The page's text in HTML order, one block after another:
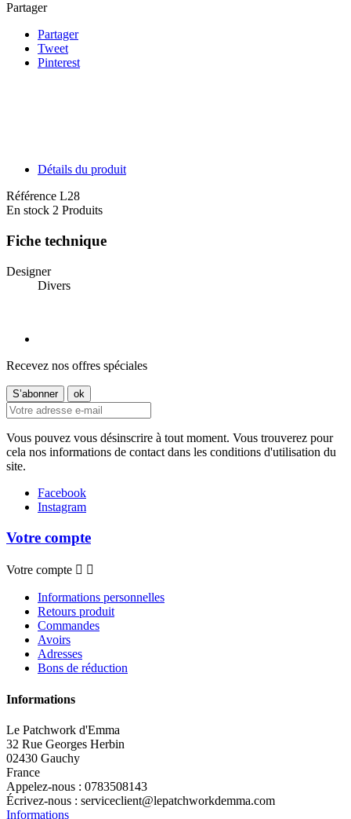
Partager
Partager
Tweet
Pinterest
Détails du produit
Référence L28
En stock 2 Produits
Fiche technique
Designer
Divers
Recevez nos offres spéciales
Vous pouvez vous désinscrire à tout moment. Vous trouverez pour
cela nos informations de contact dans les conditions d'utilisation du
site.
Facebook
Instagram
Votre compte
Votre compte  
Informations personnelles
Retours produit
Commandes
Avoirs
Adresses
Bons de réduction
Informations
Le Patchwork d'Emma
32 Rue Georges Herbin
02430 Gauchy
France
Appelez-nous : 0783508143
Écrivez-nous : serviceclient@lepatchworkdemma.com
Informations